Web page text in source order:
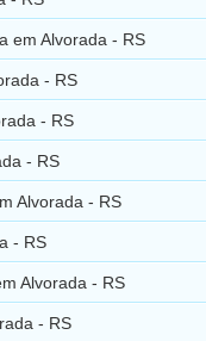
em Alvorada - RS
- RS
- RS
- RS
Alvorada - RS
- RS
Alvorada - RS
- RS